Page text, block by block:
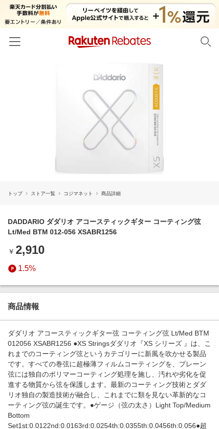
ファッション・インナー・小物
キッズ・ベビー用品
エンタメ
インテリア・寝具
ペット・花・DIY・車
旅行・レジャー・ホテル予約
生活・お役立ち
金融・マネー・保険
デジタルコンテンツ
ビジネス・その他サービス
電子書籍特集
楽天サービス特集
旅行特集
わくわく夏特集
とことん買い物チャレンジ
Apple公式サイト×楽天カード分割払い
週末の高還元 夏の長期版
トップ ストア一覧 コジマネット 商品詳細
DADDARIO ダダリオ アコースティックギター コーティング弦
Lt/Med BTM 012-056 XSABR1256
￥ 2,910
1.5%
商品情報
ダダリオ アコースティックギター弦 コーティング弦 Lt/Med BTM
012056 XSABR1256 ●XS Stringsダダリオ『XS シリーズ 』は、こ
れまでのコーティング弦というカテゴリーに新風を吹かせる製品
です。すべての巻弦に超極薄フィルムコーティングを、プレーン
弦には独自のポリマーコーティング処理を施し、汚れや劣化を促
進する物質から弦を保護します。最新のコーティング技術とダダ
リオ独自の製造技術が融合し、これまでに類を見ない革新的なコ
ーティング弦の誕生です。●ゲージ（弦の太さ）Light Top/Medium
Bottom
Set1st:0.0122nd:0.0163rd:0.0254th:0.0355th:0.0456th:0.056●超